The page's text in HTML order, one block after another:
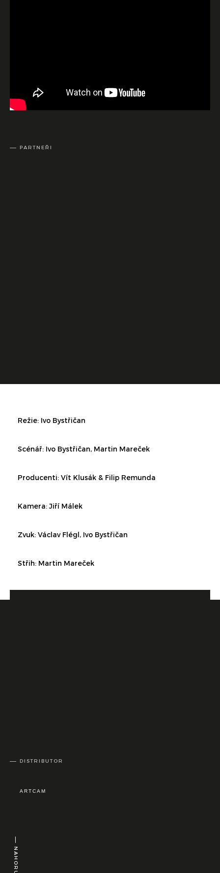
PARTNEŘI
Režie: Ivo Bystřičan
Scénář: Ivo Bystřičan, Martin Mareček
Producenti: Vít Klusák & Filip Remunda
Kamera: Jiří Málek
Zvuk: Václav Flégl, Ivo Bystřičan
Střih: Martin Mareček
DISTRIBUTOR
ARTCAM
NAHORU